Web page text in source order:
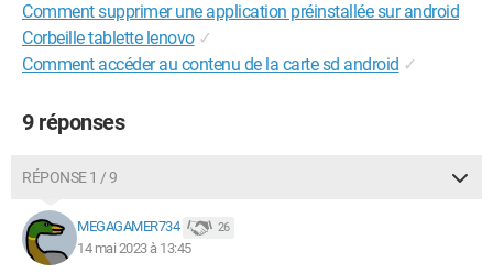
Comment supprimer une application préinstallée sur android
Corbeille tablette lenovo ✓
Comment accéder au contenu de la carte sd android ✓
9 réponses
RÉPONSE 1 / 9
MEGAGAMER734 26
14 mai 2023 à 13:45